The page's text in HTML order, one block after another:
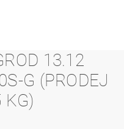
13.12
G (PRODEJ
KG)